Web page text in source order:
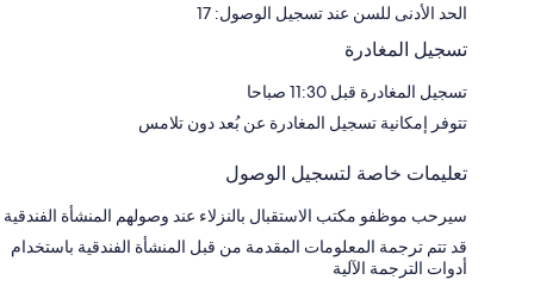
الحد الأدنى للسن عند تسجيل الوصول: 17
تسجيل المغادرة
تسجيل المغادرة قبل 11:30 صباحا
تتوفر إمكانية تسجيل المغادرة عن بُعد دون تلامس
تعليمات خاصة لتسجيل الوصول
سيرحب موظفو مكتب الاستقبال بالنزلاء عند وصولهم المنشأة الفندقية
قد تتم ترجمة المعلومات المقدمة من قبل المنشأة الفندقية باستخدام
أدوات الترجمة الآلية